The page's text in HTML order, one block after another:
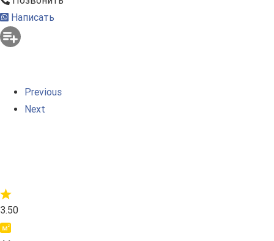
Написать
Previous
Next
3.50